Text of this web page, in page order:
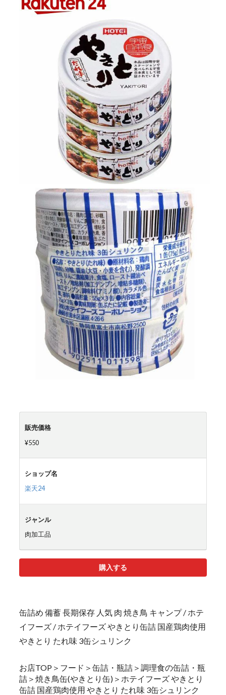
販売価格
¥550
ショップ名
楽天24
ジャンル
肉加工品
購入する
缶詰め 備蓄 長期保存 人気 肉 焼き鳥 キャンプ / ホテ
イフーズ / ホテイフーズ やきとり缶詰 国産鶏肉使用
やきとり たれ味 3缶シュリンク
お店TOP＞フード＞缶詰・瓶詰＞調理食の缶詰・瓶
詰＞焼き鳥缶(やきとり缶)＞ホテイフーズ やきとり
缶詰 国産鶏肉使用 やきとり たれ味 3缶シュリンク